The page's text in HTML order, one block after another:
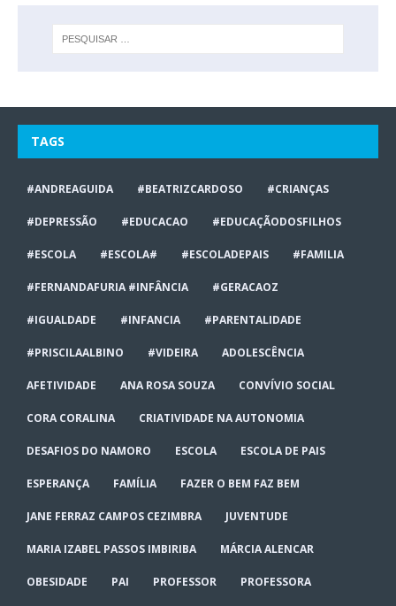
TAGS
#ANDREAGUIDA #BEATRIZCARDOSO #CRIANÇAS
#DEPRESSÃO #EDUCACAO #EDUCAÇÃODOSFILHOS
#ESCOLA #ESCOLA# #ESCOLADEPAIS #FAMILIA
#FERNANDAFURIA #INFÂNCIA #GERACAOZ
#IGUALDADE #INFANCIA #PARENTALIDADE
#PRISCILAALBINO #VIDEIRA ADOLESCÊNCIA
AFETIVIDADE ANA ROSA SOUZA CONVÍVIO SOCIAL
CORA CORALINA CRIATIVIDADE NA AUTONOMIA
DESAFIOS DO NAMORO ESCOLA ESCOLA DE PAIS
ESPERANÇA FAMÍLIA FAZER O BEM FAZ BEM
JANE FERRAZ CAMPOS CEZIMBRA JUVENTUDE
MARIA IZABEL PASSOS IMBIRIBA MÁRCIA ALENCAR
OBESIDADE PAI PROFESSOR PROFESSORA